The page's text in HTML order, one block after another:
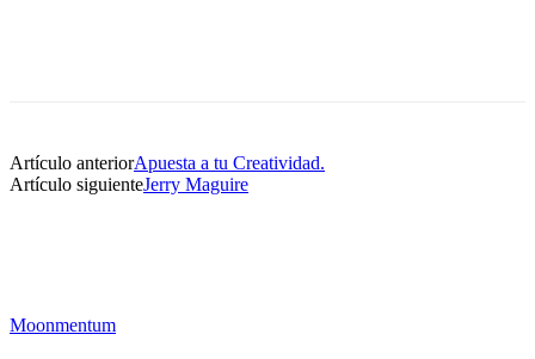
Artículo anteriorApuesta a tu Creatividad.
Artículo siguienteJerry Maguire
Moonmentum